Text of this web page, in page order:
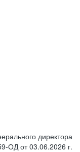
директора
ОД от 03.06.2026 г.